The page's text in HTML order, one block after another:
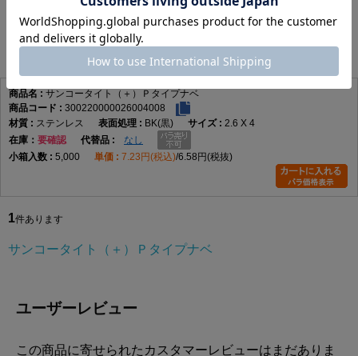
サンコータイト（＋）Ｐタイプナベ
サンコータイト（＋）Ｐタイプナベ
300220000026004008
ステンレス
BK(黒)
2.6 X 4
在庫
要確認
なし
5,000
7.23円(税込) 6.58円(税抜)
1件あります
サンコータイト（＋）Ｐタイプナベ
ユーザーレビュー
この商品に寄せられたカスタマーレビューはまだありま